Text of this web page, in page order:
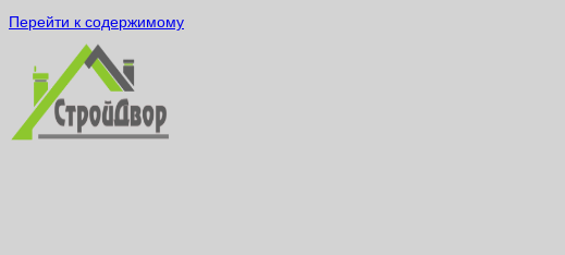
Перейти к содержимому